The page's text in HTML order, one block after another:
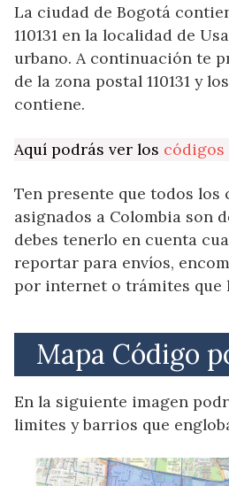
La ciudad de Bogotá
110131 en la localidad de
urbano. A continuación te
de la zona postal 110131 y
contiene.
Aquí podrás ver los códigos
Ten presente que todos los
asignados a Colombia son
debes tenerlo en cuenta
reportar para envíos,
por internet o trámites que
Mapa Código
En la siguiente imagen
limites y barrios que